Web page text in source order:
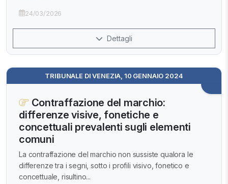
24/03/2026
Dettagli
TRIBUNALE DI VENEZIA, 10 GENNAIO 2024
Contraffazione del marchio:
differenze visive, fonetiche e
concettuali prevalenti sugli elementi
comuni
La contraffazione del marchio non sussiste qualora le
differenze tra i segni, sotto i profili visivo, fonetico e
concettuale, risultino...